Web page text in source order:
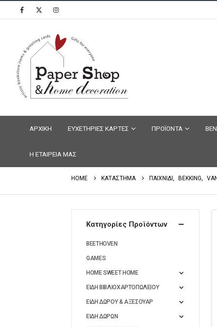
ΑΡΧΙΚΗ ΕΥΧΕΤΗΡΙΕΣ ΚΑΡΤΕΣ ΠΡΟΪΟΝΤΑ
Η ΕΤΑΙΡΕΙΑ ΜΑΣ
HOME ΚΑΤΑΣΤΗΜΑ ΠΑΙΧΝΙΔΙ, BEKKING,
Κατηγορίες Προϊόντων
BEETHOVEN
GAMES
HOME SWEET HOME
ΕΙΔΗ ΒΙΒΛΙΟΧΑΡΤΟΠΩΛΕΙΟΥ
ΕΙΔΗ ΔΩΡΟΥ & ΑΞΕΣΟΥΑΡ
ΕΙΔΗ ΔΩΡΩΝ